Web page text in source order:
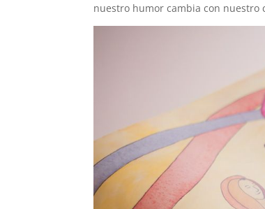
nuestro humor cambia con nuestro